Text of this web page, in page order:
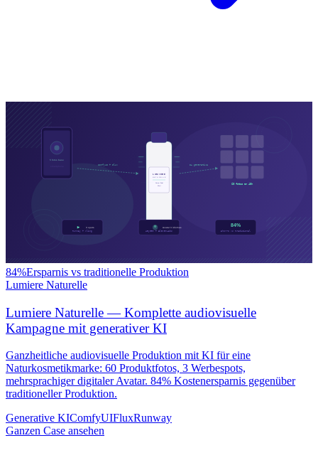
84%Ersparnis vs traditionelle Produktion
Lumiere Naturelle
Lumiere Naturelle — Komplette audiovisuelle
Kampagne mit generativer KI
Ganzheitliche audiovisuelle Produktion mit KI für eine
Naturkosmetikmarke: 60 Produktfotos, 3 Werbespots,
mehrsprachiger digitaler Avatar. 84% Kostenersparnis gegenüber
traditioneller Produktion.
Generative KIComfyUIFluxRunway
Ganzen Case ansehen